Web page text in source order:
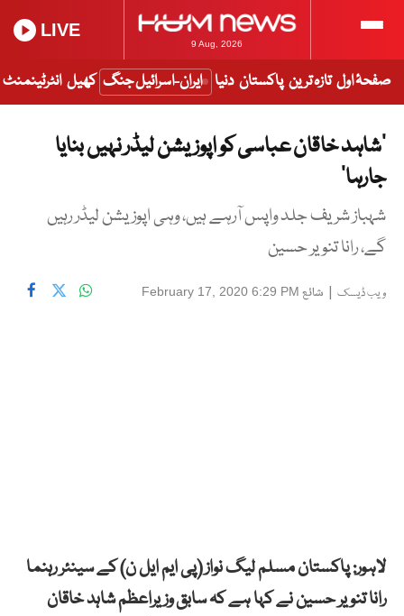
9 Aug, 2026
LIVE
صفحۂ اول تازہ ترین پاکستان دنیا ایران-اسرائیل جنگ کھیل انٹرٹینمنٹ
’شاہد خاقان عباسی کو اپوزیشن لیڈر نہیں بنایا
جارہا‘
شہباز شریف جلد واپس آرہے ہیں، وہی اپوزیشن لیڈر رہیں
گے، رانا تنویر حسین
ویب ڈیسک | شائع February 17, 2020 6:29 PM
لاہور: پاکستان مسلم لیگ نواز (پی ایم ایل ن) کے سینئر رہنما
رانا تنویر حسین نے کہا ہے کہ سابق وزیراعظم شاہد خاقان